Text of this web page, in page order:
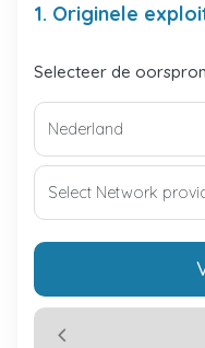
1. Originele
Selecteer de